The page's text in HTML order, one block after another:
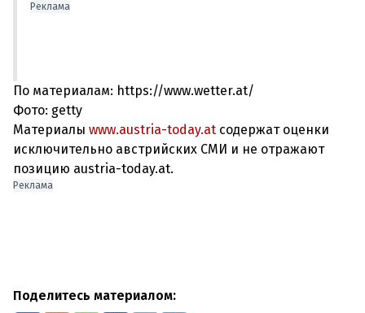
Реклама
По материалам: https://www.wetter.at/
Фото: getty
Материалы www.austria-today.at содержат оценки
исключительно австрийских СМИ и не отражают
позицию austria-today.at.
Реклама
Поделитесь материалом: